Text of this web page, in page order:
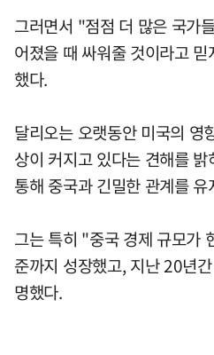
그러면서 "점점 더 많은 국가
어졌을 때 싸워줄 것이라고
했다.
달리오는 오랫동안 미국의 영
상이 커지고 있다는 견해를
통해 중국과 긴밀한 관계를 유
그는 특히 "중국 경제 규모가
준까지 성장했고, 지난 20년
명했다.